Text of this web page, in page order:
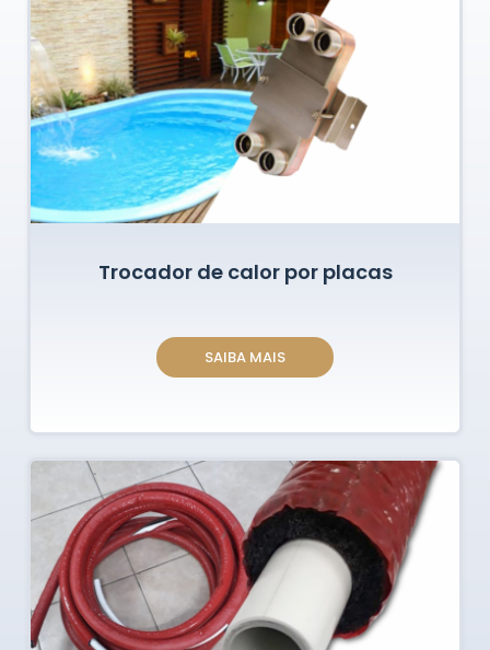
Trocador de calor por placas
SAIBA MAIS